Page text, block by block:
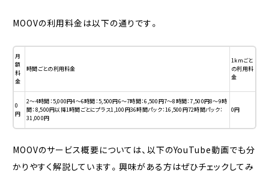
MOOVの利用料金は以下の通りです。
月
額
料
金
時間ごとの利用料金
1kmごと
の利用料
金
0
円
2〜4時間：5,000円4〜6時間：5,500円6〜7時間：6,500円7〜8時間：7,500円8〜9時
間：8,500円以降1時間ごとにプラス1,100円36時間パック：16,500円72時間パック：
31,000円
0円
MOOVのサービス概要については、以下のYouTube動画でも分
かりやすく解説しています。興味がある方はぜひチェックしてみ